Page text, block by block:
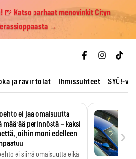
🍺 Katso parhaat menovinkit Cityn
→
ja ravintolat Ihmissuhteet SYÖ!-
ei jaa omaisuutta
määrää perinnöstä – kaksi
joihin moni edelleen
ei siirrä omaisuutta eikä
›